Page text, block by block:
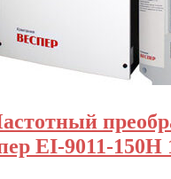
EI-9011-150Н